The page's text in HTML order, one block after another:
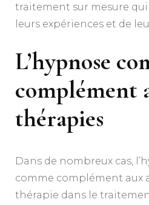
traitement sur mesure
leurs expériences et de
L’hypnose
complément
thérapies
Dans de nombreux cas,
comme complément aux
thérapie dans le